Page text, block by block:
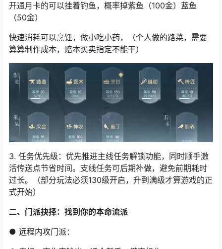
开通月卡的可以挂着钓鱼，概率掉紫鱼（100金）蓝鱼
（50金）
快速消耗可以烹饪，做小吃小药，（个人做的路菜，需要
算算制作成本，赔本买卖指定不能干）
3. 任务优先级 ：优先推进主线任务解锁功能，同时顺手激
活传送点节省时间。支线任务可后期补做，避免前期耗时
过长。（部分玩法必须130级开启，升到满级才算游戏的正
式开始）
二、门派抉择：找到你的本命流派
● 远程内攻门派 ：